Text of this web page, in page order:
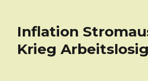
Inflation
Krieg